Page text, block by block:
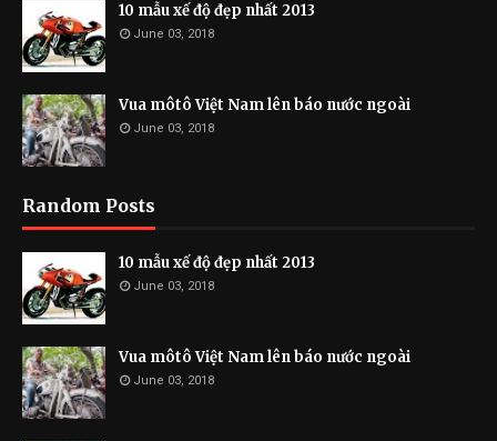
10 mẫu xế độ đẹp nhất 2013
June 03, 2018
Vua môtô Việt Nam lên báo nước ngoài
June 03, 2018
Random Posts
10 mẫu xế độ đẹp nhất 2013
June 03, 2018
Vua môtô Việt Nam lên báo nước ngoài
June 03, 2018